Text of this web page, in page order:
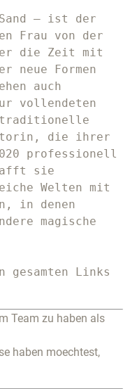
– ist der
Frau von der
die Zeit mit
neue Formen
auch
vollendeten
traditionelle
die ihrer
professionell
sie
Welten mit
in denen
magische
gesamten Links
Team zu haben als
haben moechtest,